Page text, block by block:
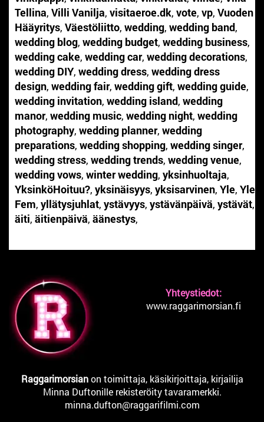
Tellina, Villi Vanilja, visitaeroe.dk, vote, vp, Vuoden
Hääyritys, Väestöliitto, wedding, wedding band,
wedding blog, wedding budget, wedding business,
wedding cake, wedding car, wedding decorations,
wedding DIY, wedding dress, wedding dress
design, wedding fair, wedding gift, wedding guide,
wedding invitation, wedding island, wedding
manor, wedding music, wedding night, wedding
photography, wedding planner, wedding
preparations, wedding shopping, wedding singer,
wedding stress, wedding trends, wedding venue,
wedding vows, winter wedding, yksinhuoltaja,
YksinköHoituu?, yksinäisyys, yksisarvinen, Yle, Yle
Fem, yllätysjuhlat, ystävyys, ystävänpäivä, ystävät,
äiti, äitienpäivä, äänestys,
Raggarimorsianon toimittaja, käsikirjoittaja, kirjailija
Minna Duftonille rekisteröity tavaramerkki.
Yhteystiedot:
www.raggarimorsian.fi
minna.dufton@raggarifilmi.com